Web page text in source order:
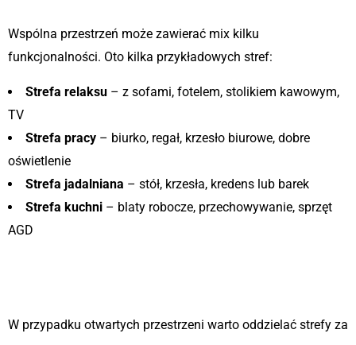
Wspólna przestrzeń może zawierać mix kilku
funkcjonalności. Oto kilka przykładowych stref:
Strefa relaksu – z sofami, fotelem, stolikiem kawowym,
TV
Strefa pracy – biurko, regał, krzesło biurowe, dobre
oświetlenie
Strefa jadalniana – stół, krzesła, kredens lub barek
Strefa kuchni – blaty robocze, przechowywanie, sprzęt
AGD
W przypadku otwartych przestrzeni warto oddzielać strefy za